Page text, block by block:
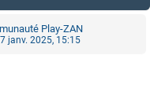
Play-ZAN
janv. 2025, 15:15